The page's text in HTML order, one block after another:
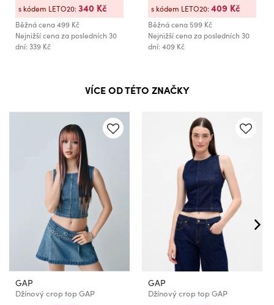
Běžná cena499 Kč
Nejnižší cena za posledních 30
dní: 339 Kč
s kódem LETO20:340 Kč
Běžná cena599 Kč
Nejnižší cena za posledních 30
dní: 409 Kč
s kódem LETO20:409 Kč
VÍCE OD TÉTO ZNAČKY
GAP
Džínový crop top GAP
GAP
Džínový crop top GAP